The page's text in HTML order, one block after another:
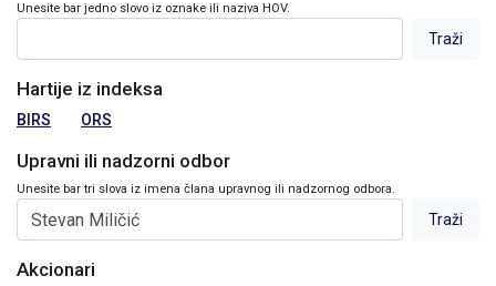
Unesite bar jedno slovo iz oznake ili naziva HOV.
Hartije iz indeksa
BIRS ORS
Upravni ili nadzorni odbor
Unesite bar tri slova iz imena člana upravnog ili nadzornog odbora.
Akcionari